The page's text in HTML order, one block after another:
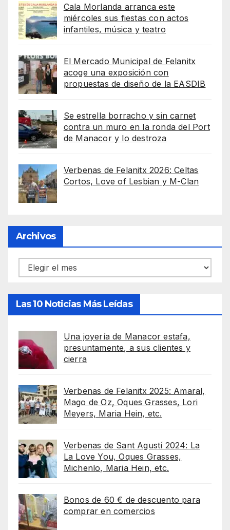
Cala Morlanda arranca este
miércoles sus fiestas con actos
infantiles, música y teatro
El Mercado Municipal de Felanitx
acoge una exposición con
propuestas de diseño de la EASDIB
Se estrella borracho y sin carnet
contra un muro en la ronda del Port
de Manacor y lo destroza
Verbenas de Felanitx 2026: Celtas
Cortos, Love of Lesbian y M-Clan
Archivos
Archivos
Las 10 Noticias Más Leídas
Una joyería de Manacor estafa,
presuntamente, a sus clientes y
cierra
Verbenas de Felanitx 2025: Amaral,
Mago de Oz, Oques Grasses, Lori
Meyers, Maria Hein, etc.
Verbenas de Sant Agustí 2024: La
La Love You, Oques Grasses,
Michenlo, Maria Hein, etc.
Bonos de 60 € de descuento para
comprar en comercios